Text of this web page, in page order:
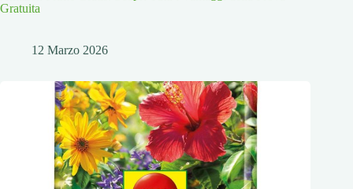
Gratuita
12 Marzo 2026